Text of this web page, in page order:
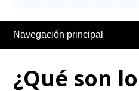
Navegación principal
¿Qué son